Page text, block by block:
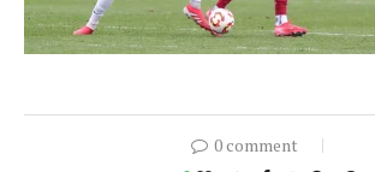
0 comment